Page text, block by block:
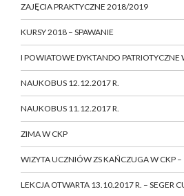
ZAJĘCIA PRAKTYCZNE 2018/2019
KURSY 2018 – SPAWANIE
I POWIATOWE DYKTANDO
NAUKOBUS 12.12.2017 R.
NAUKOBUS 11.12.2017 R.
ZIMA W CKP
WIZYTA UCZNIÓW ZS KAŃCZUGA W CKP –
LEKCJA OTWARTA 13.10.2017 R. – SEGER